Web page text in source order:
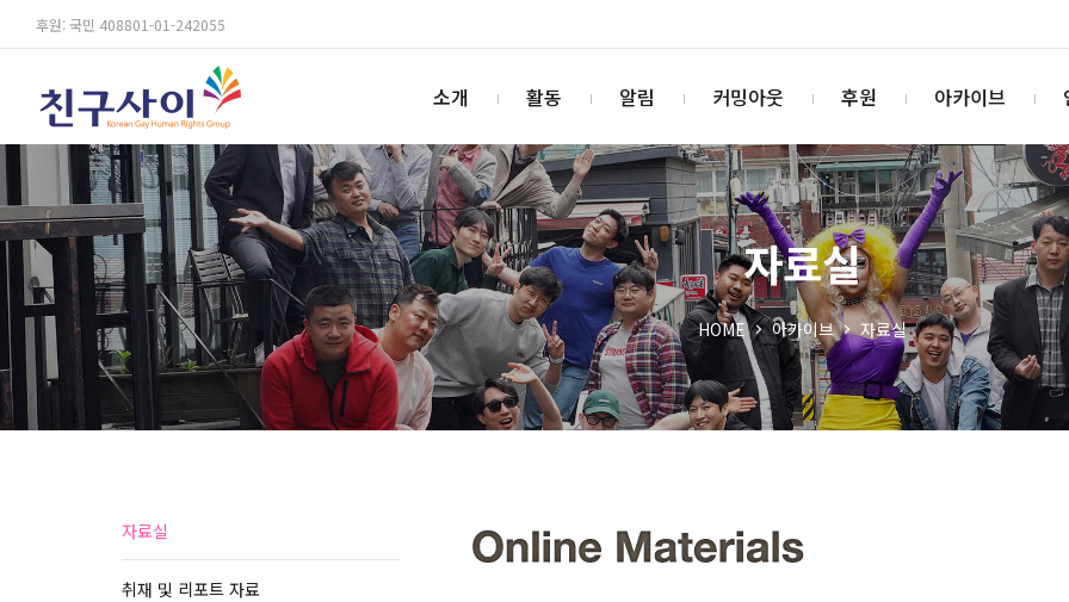
후원: 국민 408801-01-242055
소개 활동 알림 커밍아웃 후원 아카이브
자료실
HOME 아카이브 자료실
자료실
취재 및 리포트 자료